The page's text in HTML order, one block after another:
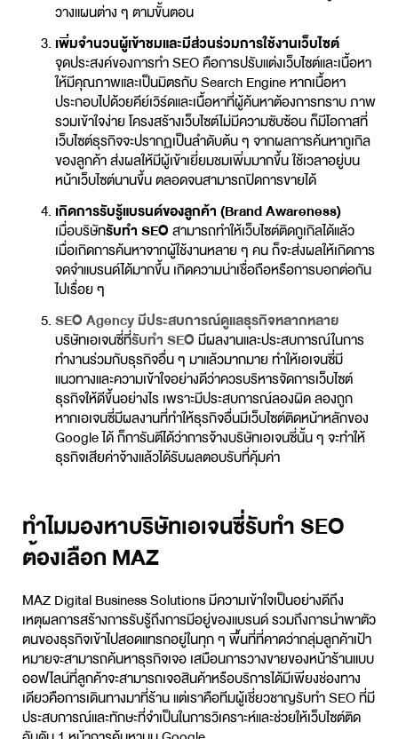
วางแผนต่าง ๆ ตามขั้นตอน
เพิ่มจำนวนผู้เข้าชมและมีส่วนร่วมการใช้งานเว็บไซต์
จุดประสงค์ของการทำ SEO คือการปรับแต่งเว็บไซต์และเนื้อหา
ให้มีคุณภาพและเป็นมิตรกับ Search Engine หากเนื้อหา
ประกอบไปด้วยคีย์เวิร์ดและเนื้อหาที่ผู้ค้นหาต้องการทราบ ภาพ
รวมเข้าใจง่าย โครงสร้างเว็บไซต์ไม่มีความซับซ้อน ก็มีโอกาสที่
เว็บไซต์ธุรกิจจะปรากฏเป็นลำดับต้น ๆ จากผลการค้นหากูเกิล
ของลูกค้า ส่งผลให้มีผู้เข้าเยี่ยมชมเพิ่มมากขึ้น ใช้เวลาอยู่บน
หน้าเว็บไซต์นานขึ้น ตลอดจนสามารถปิดการขายได้
เกิดการรับรู้แบรนด์ของลูกค้า (Brand Awareness)
เมื่อบริษัทรับทำ SEOสามารถทำให้เว็บไซต์ติดกูเกิลได้แล้ว
เมื่อเกิดการค้นหาจากผู้ใช้งานหลาย ๆ คน ก็จะส่งผลให้เกิดการ
จดจำแบรนด์ได้มากขึ้น เกิดความน่าเชื่อถือหรือการบอกต่อกัน
ไปเรื่อย ๆ
SEO Agency มีประสบการณ์ดูแลธุรกิจหลากหลาย
บริษัทเอเจนซี่ที่รับทำ SEOมีผลงานและประสบการณ์ในการ
ทำงานร่วมกับธุรกิจอื่น ๆ มาแล้วมากมาย ทำให้เอเจนซี่มี
แนวทางและความเข้าใจอย่างดีว่าควรบริหารจัดการเว็บไซต์
ธุรกิจให้ดีขึ้นอย่างไร เพราะมีประสบการณ์ลองผิด ลองถูก
หากเอเจนซี่มีผลงานที่ทำให้ธุรกิจอื่นมีเว็บไซต์ติดหน้าหลักของ
Google ได้ ก็การันตีได้ว่าการจ้างบริษัทเอเจนซี่นั้น ๆ จะทำให้
ธุรกิจเสียค่าจ้างแล้วได้รับผลตอบรับที่คุ้มค่า
ทำไมมองหาบริษัทเอเจนซี่รับทำ SEO
ต้องเลือก MAZ
MAZ Digital Business Solutionsมีความเข้าใจเป็นอย่างดีถึง
เหตุผลการสร้างการรับรู้ถึงการมีอยู่ของแบรนด์ รวมถึงการนำพาตัว
ตนของธุรกิจเข้าไปสอดแทรกอยู่ในทุก ๆ พื้นที่ที่คาดว่ากลุ่มลูกค้าเป้า
หมายจะสามารถค้นหาธุรกิจเจอ เสมือนการวางขายของหน้าร้านแบบ
ออฟไลน์ที่ลูกค้าจะสามารถเจอสินค้าหรือบริการได้มีเพียงช่องทาง
เดียวคือการเดินทางมาที่ร้าน แต่เราคือทีมผู้เชี่ยวชาญรับทำ SEOที่มี
ประสบการณ์และทักษะที่จำเป็นในการวิเคราะห์และช่วยให้เว็บไซต์ติด